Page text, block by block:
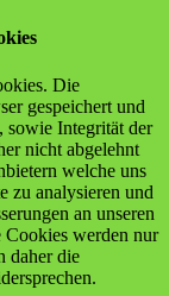
Die
gespeichert und
sowie Integrität der
nicht abgelehnt
welche uns
zu analysieren und
an unseren
Cookies werden nur
daher die